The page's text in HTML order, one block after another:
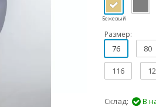
Бежевый
Размер:
76 80
116
Склад: В